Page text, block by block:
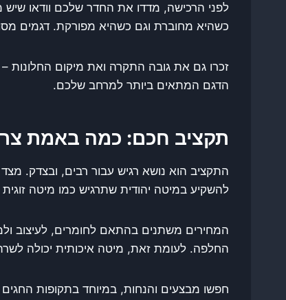
לפני הרכישה, מדדו את החדר שלכם וודאו
כשהיא מחוברת וגם כשהיא מפורקת. דגמים
זכרו גם את גובה התקרה ואת מיקום
הדגם המתאים ביותר למרחב שלכם.
תקציב חכם: כמה באמת
התקציב הוא נושא רגיש עבור רבים, ובצדק.
להשקיע במיטה יהודית שתרגיש כמו מיטה זוגית
המחירים משתנים בהתאם לחומרים, לעיצוב
החלפה. לעומת זאת, מיטה איכותית יכולה